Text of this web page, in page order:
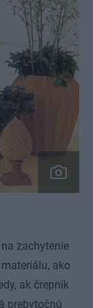
zachytenie
ako
ak črepník
prebytočnú